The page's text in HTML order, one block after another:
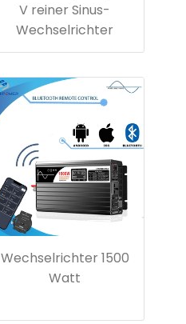
V reiner Sinus-
Wechselrichter
Wechselrichter 1500
Watt